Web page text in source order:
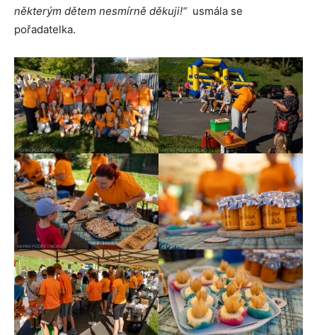
některým dětem nesmírně děkuji!“usmála se
pořadatelka.